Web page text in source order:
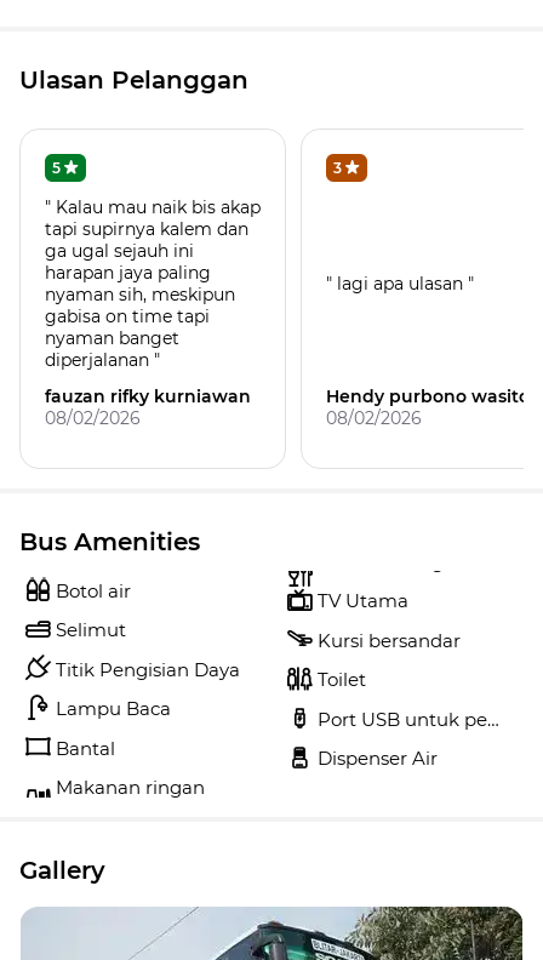
Ulasan Pelanggan
5
" Kalau mau naik bis akap
tapi supirnya kalem dan
ga ugal sejauh ini
harapan jaya paling
nyaman sih, meskipun
gabisa on time tapi
nyaman banget
diperjalanan "
fauzan rifky kurniawan
08/02/2026
3
" lagi apa ulasan "
Hendy purbono wasito
08/02/2026
Bus Amenities
Botol air
Selimut
Titik Pengisian Daya
Lampu Baca
Bantal
Makanan ringan
TV Utama
Kursi bersandar
Toilet
Port USB untuk pengisi
Dispenser Air
Gallery